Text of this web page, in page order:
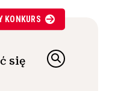
KONKURS
się